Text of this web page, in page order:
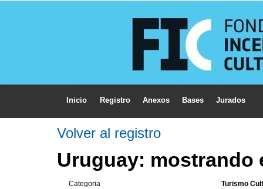
Inicio Registro Anexos Bases Jurados
Volver al registro
Uruguay: mostrando
Categoria
Turismo